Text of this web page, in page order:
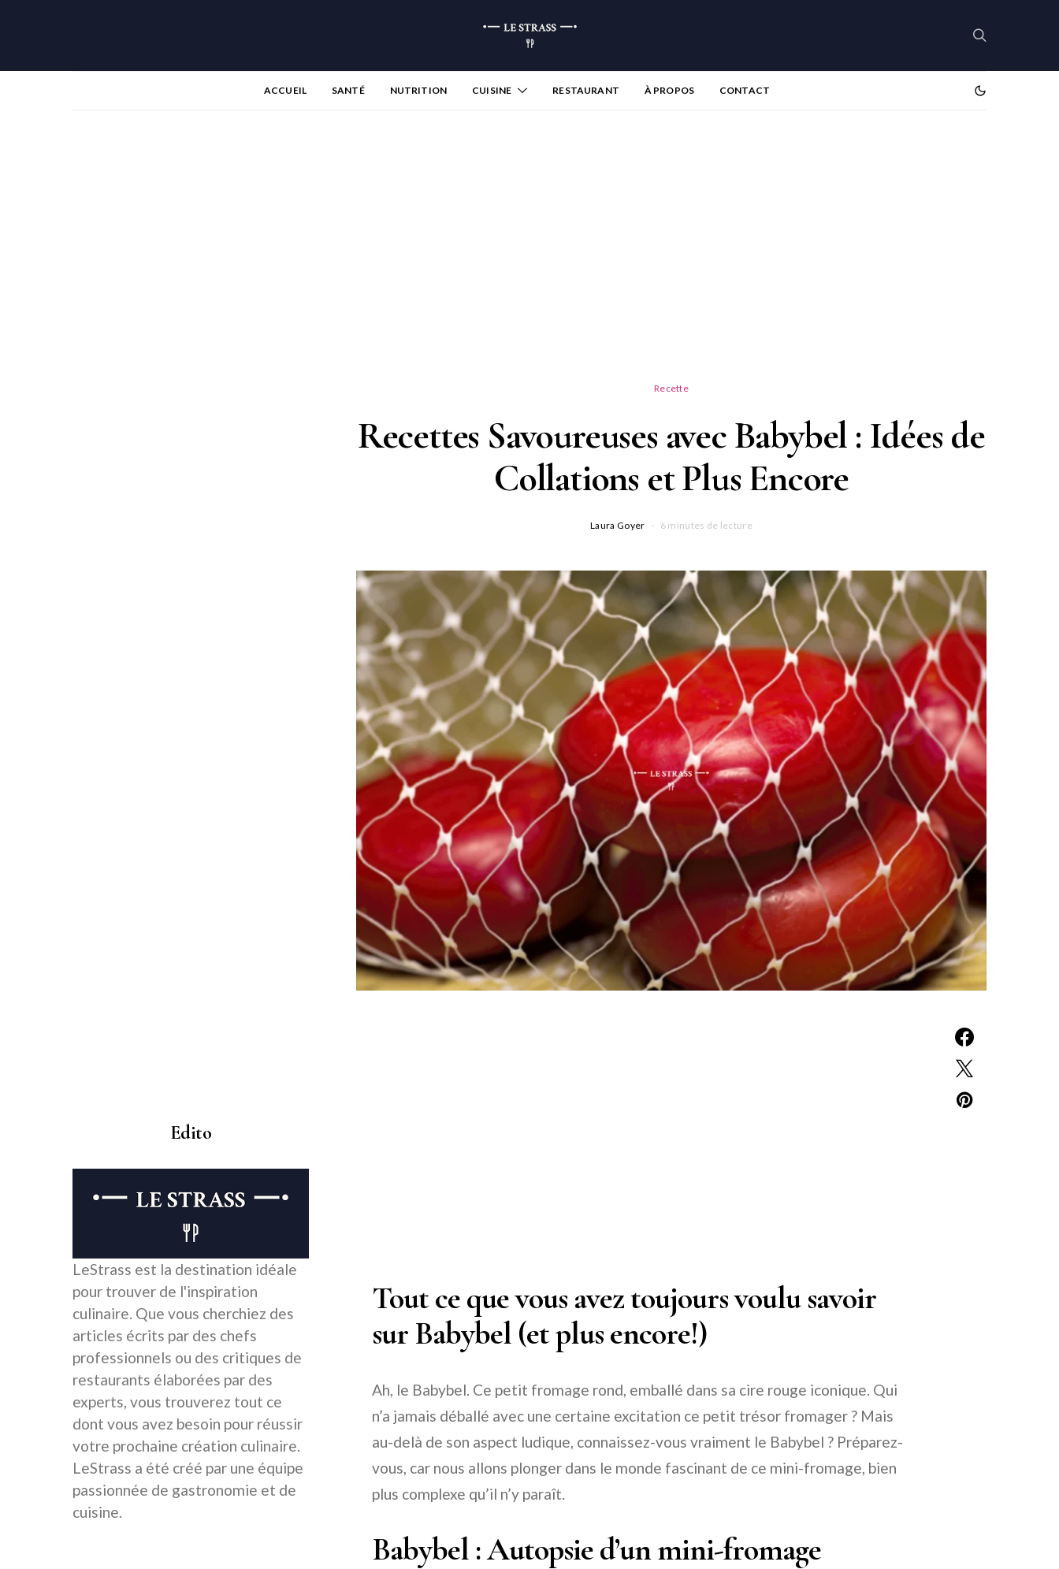
ACCUEIL SANTÉ NUTRITION CUISINE RESTAURANT À PROPOS CONTACT
Recette
Recettes Savoureuses avec Babybel : Idées de
Collations et Plus Encore
Laura Goyer 6 minutes de lecture
Tout ce que vous avez toujours voulu savoir
sur Babybel (et plus encore!)
Ah, le Babybel. Ce petit fromage rond, emballé dans sa cire rouge iconique. Qui
n’a jamais déballé avec une certaine excitation ce petit trésor fromager ? Mais
au-delà de son aspect ludique, connaissez-vous vraiment le Babybel ? Préparez-
vous, car nous allons plonger dans le monde fascinant de ce mini-fromage, bien
plus complexe qu’il n’y paraît.
Babybel : Autopsie d’un mini-fromage
Edito
LeStrass est la destination idéale
pour trouver de l'inspiration
culinaire. Que vous cherchiez des
articles écrits par des chefs
professionnels ou des critiques de
restaurants élaborées par des
experts, vous trouverez tout ce
dont vous avez besoin pour réussir
votre prochaine création culinaire.
LeStrass a été créé par une équipe
passionnée de gastronomie et de
cuisine.